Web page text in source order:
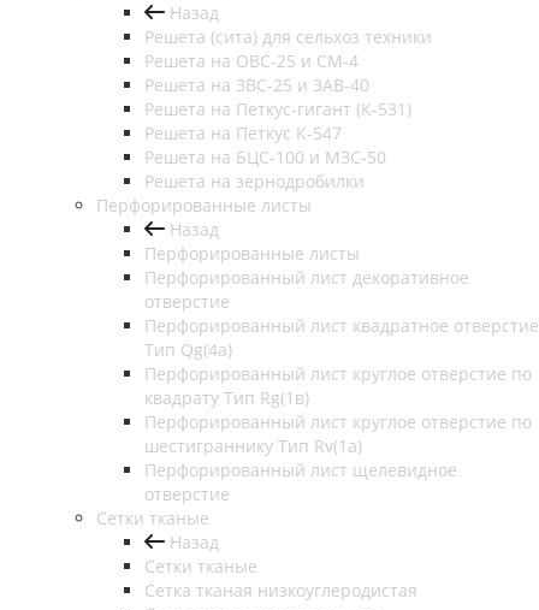
Назад
Решета (сита) для сельхоз техники
Решета на ОВС-25 и СМ-4
Решета на ЗВС-25 и ЗАВ-40
Решета на Петкус-гигант (К-531)
Решета на Петкус К-547
Решета на БЦС-100 и МЗС-50
Решета на зернодробилки
Перфорированные листы
Назад
Перфорированные листы
Перфорированный лист декоративное
отверстие
Перфорированный лист квадратное отверстие
Тип Qg(4а)
Перфорированный лист круглое отверстие по
квадрату Тип Rg(1в)
Перфорированный лист круглое отверстие по
шестиграннику Тип Rv(1а)
Перфорированный лист щелевидное
отверстие
Сетки тканые
Назад
Сетки тканые
Сетка тканая низкоуглеродистая